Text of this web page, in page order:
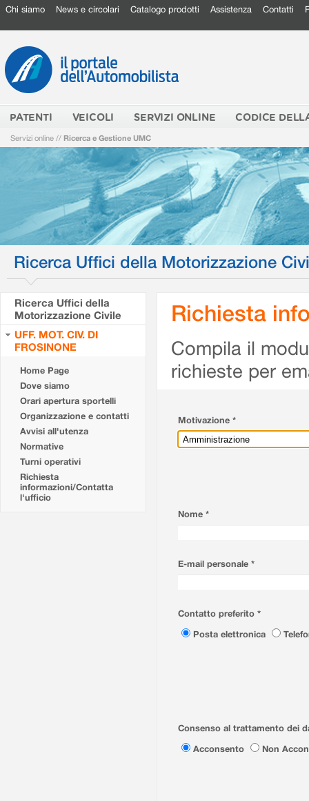
Chi siamo News e circolari Catalogo prodotti Assistenza Contatti
PATENTI VEICOLI SERVIZI ONLINE CODICE
Servizi online // Ricerca e Gestione UMC
Ricerca Uffici della Motorizzazione
Ricerca Uffici della
Motorizzazione Civile
UFF. MOT. CIV. DI
FROSINONE
Home Page
Dove siamo
Orari apertura sportelli
Organizzazione e contatti
Avvisi all'utenza
Normative
Turni operativi
Richiesta
informazioni/Contatta
l'ufficio
Richiesta
Compila il
richieste per
Motivazione *
Nome *
E-mail personale *
Contatto preferito *
Posta elettronica
Consenso al trattamento dei
Acconsento
Non